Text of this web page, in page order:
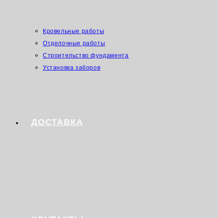
Кровельные работы
Отделочные работы
Строительство фундамента
Установка заборов
ДОСТАВКА